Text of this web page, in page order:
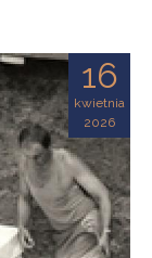
16
kwietnia
2026